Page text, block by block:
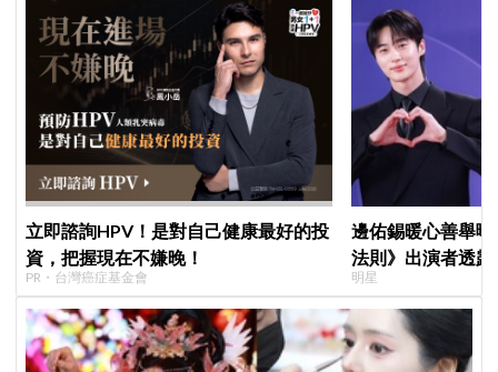
立即諮詢HPV！是對自己健康最好的投
資，把握現在不嫌晚！
PR・台灣癌症基金會
邊佑錫暖心善舉
法則》出演者透
患者順利完成治療
明星